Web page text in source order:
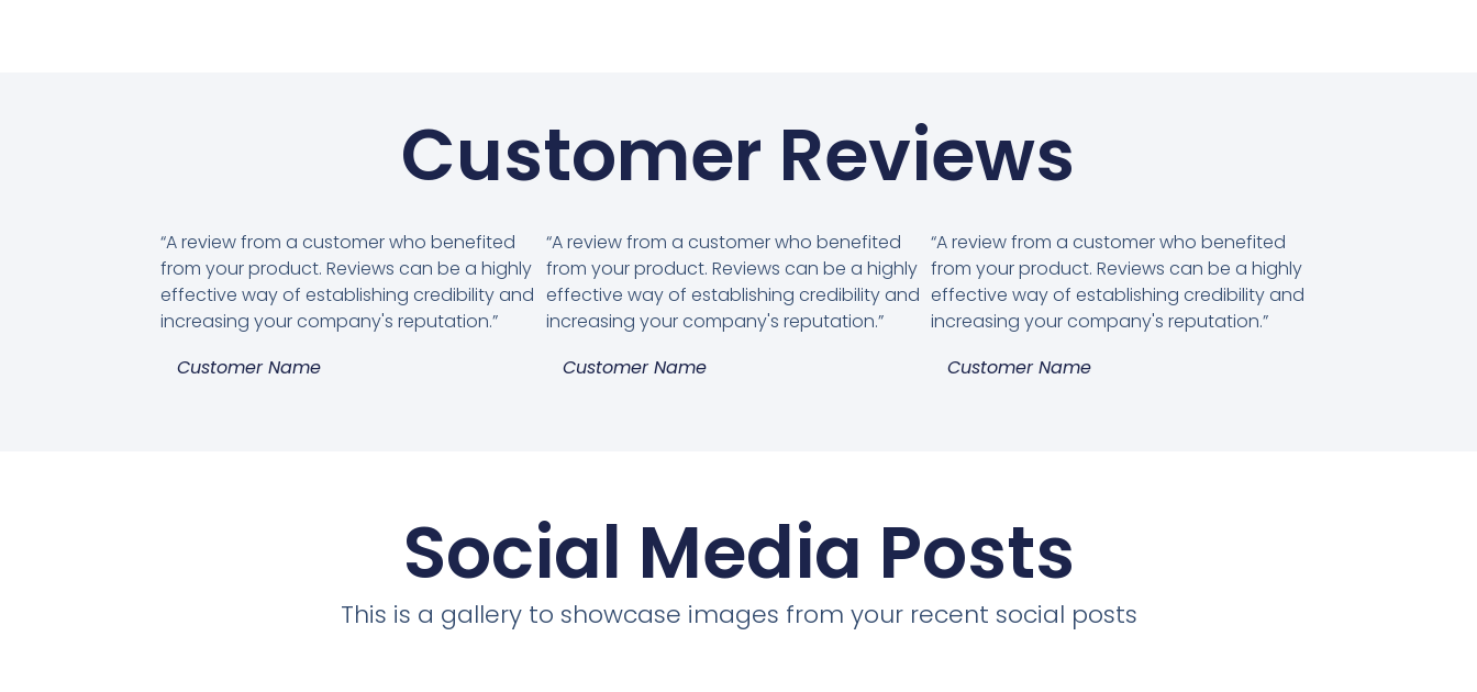
Customer Reviews
“A review from a customer who benefited
from your product. Reviews can be a highly
effective way of establishing credibility and
increasing your company's reputation.”
Customer Name
“A review from a customer who benefited
from your product. Reviews can be a highly
effective way of establishing credibility and
increasing your company's reputation.”
Customer Name
“A review from a customer who benefited
from your product. Reviews can be a highly
effective way of establishing credibility and
increasing your company's reputation.”
Customer Name
Social Media Posts
This is a gallery to showcase images from your recent social posts